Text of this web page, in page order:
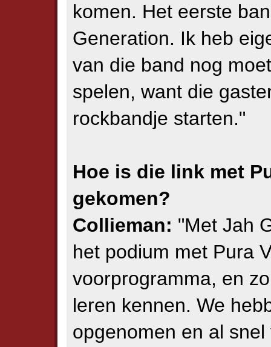
komen. Het eerste
Generation. Ik heb
van die band nog
spelen, want die
rockbandje starten."
Hoe is die link met
gekomen?
Collieman: "Met Jah
het podium met Pura
voorprogramma, en
leren kennen. We
opgenomen en al